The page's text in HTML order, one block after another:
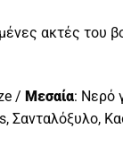
ακτές του
/ Μεσαία: Νερό
Σανταλόξυλο,